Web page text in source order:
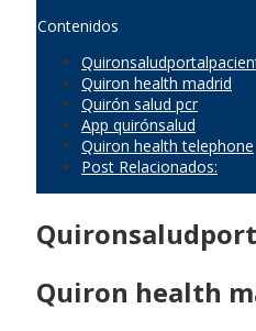
Contenidos
Quiron health madrid
Quirón salud pcr
App quirónsalud
Quiron health telephone
Post Relacionados:
Quiron health